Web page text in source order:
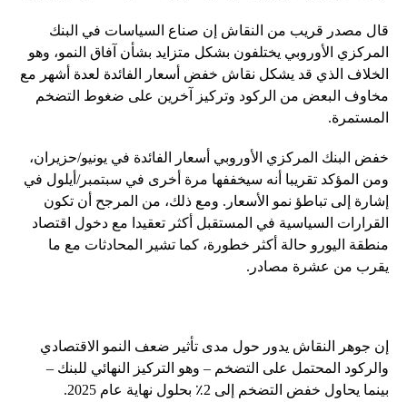
قال مصدر قريب من النقاش إن صناع السياسات في البنك
المركزي الأوروبي يختلفون بشكل متزايد بشأن آفاق النمو، وهو
الخلاف الذي قد يشكل نقاش خفض أسعار الفائدة لعدة أشهر مع
مخاوف البعض من الركود وتركيز آخرين على ضغوط التضخم
المستمرة.
خفض البنك المركزي الأوروبي أسعار الفائدة في يونيو/حزيران،
ومن المؤكد تقريبا أنه سيخففها مرة أخرى في سبتمبر/أيلول في
إشارة إلى تباطؤ نمو الأسعار. ومع ذلك، من المرجح أن تكون
القرارات السياسية في المستقبل أكثر تعقيدا مع دخول اقتصاد
منطقة اليورو حالة أكثر خطورة، كما تشير المحادثات مع ما
يقرب من عشرة مصادر.
إن جوهر النقاش يدور حول مدى تأثير ضعف النمو الاقتصادي
والركود المحتمل على التضخم – وهو التركيز النهائي للبنك –
بينما يحاول خفض التضخم إلى 2٪ بحلول نهاية عام 2025.